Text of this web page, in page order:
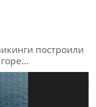
построили